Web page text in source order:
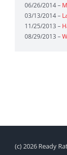
06/26/2014 –
03/13/2014 –
11/25/2013 –
08/29/2013 –
(c) 2026 Ready